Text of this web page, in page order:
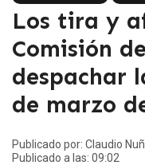
Los tira y
Comisión
despachar
de marzo
Publicado por: Claudio
Publicado a las: 09:02